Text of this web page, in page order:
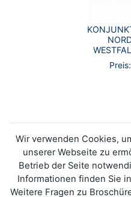
Preis:
Wir verwenden Cookies,
unserer Webseite zu
Betrieb der Seite
Informationen finden Sie
Weitere Fragen zu